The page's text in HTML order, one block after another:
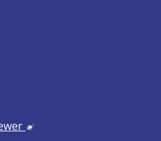
annan webbplats, öppnas i
Länk till annan